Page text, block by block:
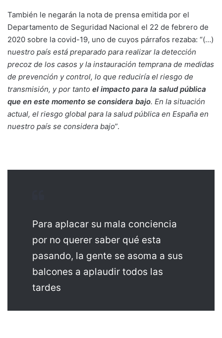
También le negarán la nota de prensa emitida por el
Departamento de Seguridad Nacional el 22 de febrero de
2020 sobre la covid-19, uno de cuyos párrafos rezaba: “(…)
nuestro país está preparado para realizar la detección
precoz de los casos y la instauración temprana de medidas
de prevención y control, lo que reduciría el riesgo de
transmisión, y por tanto el impacto para la salud pública
que en este momento se considera bajo. En la situación
actual, el riesgo global para la salud pública en España en
nuestro país se considera bajo”.
Para aplacar su mala conciencia
por no querer saber qué esta
pasando, la gente se asoma a sus
balcones a aplaudir todos las
tardes